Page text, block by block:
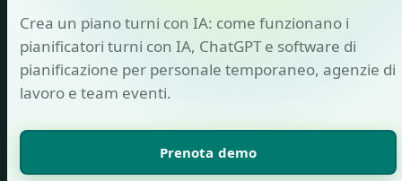
Crea un piano turni con IA: come funzionano i
pianificatori turni con IA, ChatGPT e software di
pianificazione per personale temporaneo, agenzie di
lavoro e team eventi.
Prenota demo